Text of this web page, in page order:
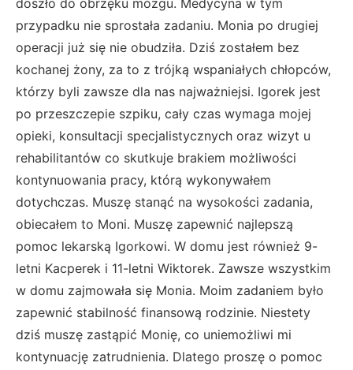
doszło do obrzęku mózgu. Medycyna w tym
przypadku nie sprostała zadaniu. Monia po drugiej
operacji już się nie obudziła. Dziś zostałem bez
kochanej żony, za to z trójką wspaniałych chłopców,
którzy byli zawsze dla nas najważniejsi. Igorek jest
po przeszczepie szpiku, cały czas wymaga mojej
opieki, konsultacji specjalistycznych oraz wizyt u
rehabilitantów co skutkuje brakiem możliwości
kontynuowania pracy, którą wykonywałem
dotychczas. Muszę stanąć na wysokości zadania,
obiecałem to Moni. Muszę zapewnić najlepszą
pomoc lekarską Igorkowi. W domu jest również 9-
letni Kacperek i 11-letni Wiktorek. Zawsze wszystkim
w domu zajmowała się Monia. Moim zadaniem było
zapewnić stabilność finansową rodzinie. Niestety
dziś muszę zastąpić Monię, co uniemożliwi mi
kontynuację zatrudnienia. Dlatego proszę o pomoc